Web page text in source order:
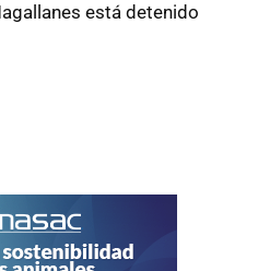
está detenido